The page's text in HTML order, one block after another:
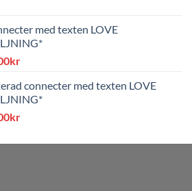
är:
4,00kr.
med texten LOVE
krDet
priset
är:
5,00kr.
connecter med texten LOVE
krDet
priset